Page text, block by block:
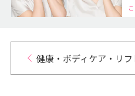
健康・ボディケア・リ